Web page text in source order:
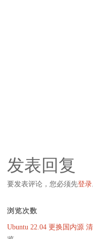
发表回复
要发表评论，您必须先登录
浏览次数
Ubuntu 22.04 更换国内源